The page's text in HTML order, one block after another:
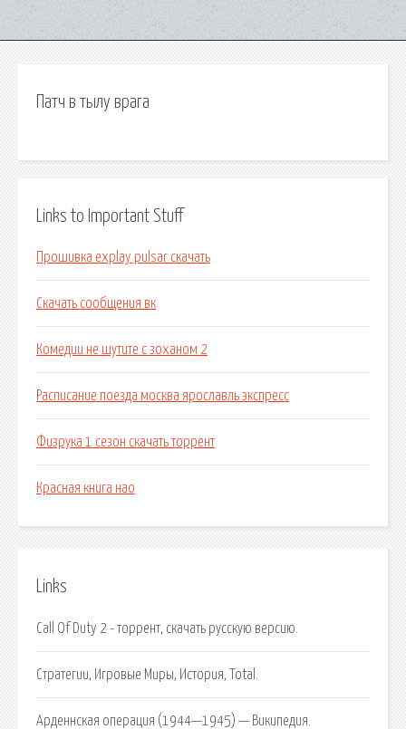
Патч в тылу врага
Links to Important Stuff
Прошивка explay pulsar скачать
Скачать сообщения вк
Комедии не шутите с зоханом 2
Расписание поезда москва ярославль экспресс
Физрука 1 сезон скачать торрент
Красная книга нао
Links
Call Of Duty 2 - торрент, скачать русскую версию.
Стратегии, Игровые Миры, История, Total.
Арденнская операция (1944—1945) — Википедия.